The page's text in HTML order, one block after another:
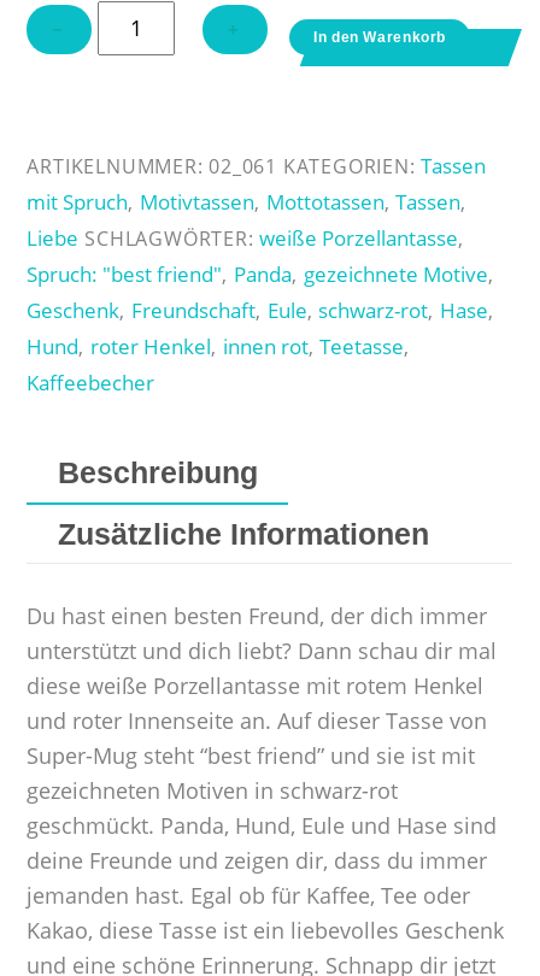
−
Tasse
"best
schwarz-
rot
Menge
+ In den Warenkorb
ARTIKELNUMMER: 02_061 KATEGORIEN:Tassen
mit Spruch, Motivtassen, Mottotassen,Tassen,
Liebe SCHLAGWÖRTER:weiße Porzellantasse,
Spruch: "best friend", Panda, gezeichnete Motive,
Geschenk, Freundschaft, Eule, schwarz-rot, Hase,
Hund, roter Henkel, innen rot,Teetasse,
Kaffeebecher
Beschreibung
Zusätzliche Informationen
Du hast einen besten Freund, der dich immer
unterstützt und dich liebt? Dann schau dir mal
diese weiße Porzellantasse mit rotem Henkel
und roter Innenseite an. Auf dieser Tasse von
Super-Mug steht “best friend” und sie ist mit
gezeichneten Motiven in schwarz-rot
geschmückt. Panda, Hund, Eule und Hase sind
deine Freunde und zeigen dir, dass du immer
jemanden hast. Egal ob für Kaffee, Tee oder
Kakao, diese Tasse ist ein liebevolles Geschenk
und eine schöne Erinnerung. Schnapp dir jetzt